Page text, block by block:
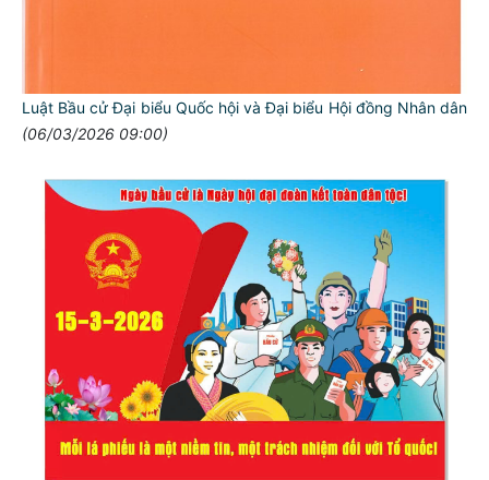
Luật Bầu cử Đại biểu Quốc hội và Đại biểu Hội đồng Nhân dân
(06/03/2026 09:00)